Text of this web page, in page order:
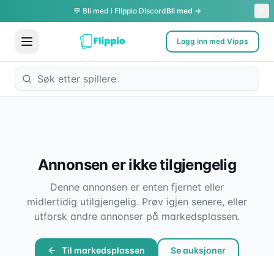
💬 Bli med i Flippio DiscordBli med →
Logg inn med Vipps
Annonsen er ikke tilgjengelig
Denne annonsen er enten fjernet eller
midlertidig utilgjengelig. Prøv igjen senere, eller
utforsk andre annonser på markedsplassen.
Til markedsplassen Se auksjoner